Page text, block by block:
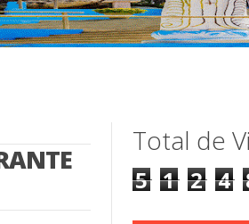
Total de
5 1 2 4